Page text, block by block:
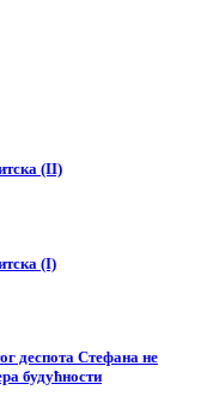
(II)
(I)
деспота Стефана не
будућности